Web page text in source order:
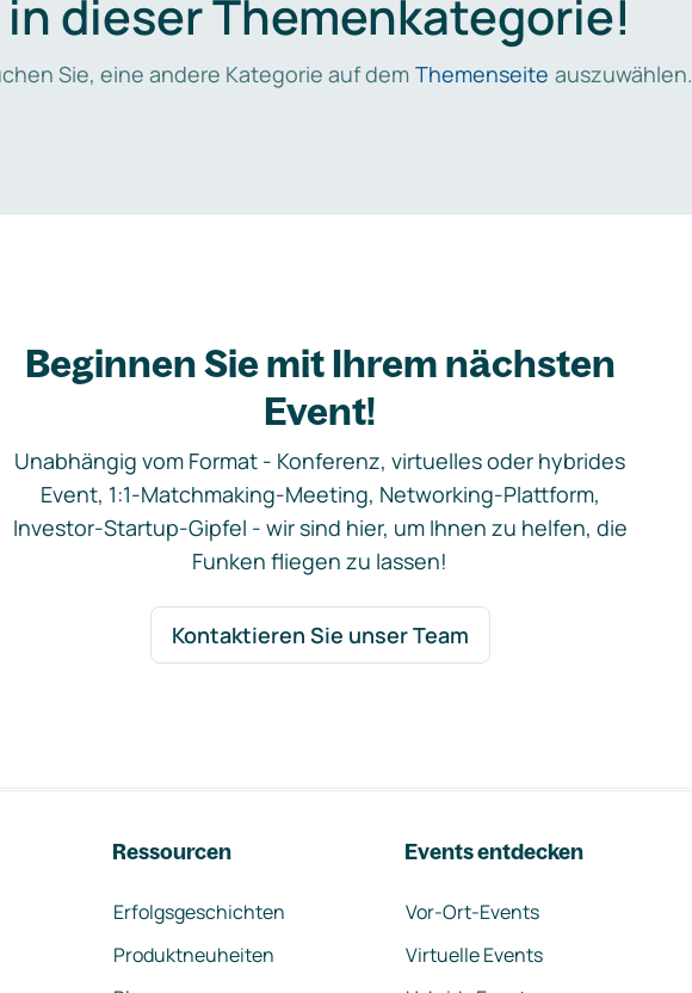
in dieser Themenkategorie!
Sie, eine andere Kategorie auf dem Themenseite auszuwählen.
Beginnen Sie mit Ihrem nächsten
Event!
Unabhängig vom Format - Konferenz, virtuelles oder hybrides
Event, 1:1-Matchmaking-Meeting, Networking-Plattform,
Investor-Startup-Gipfel - wir sind hier, um Ihnen zu helfen, die
Funken fliegen zu lassen!
Kontaktieren Sie unser Team
Ressourcen
Erfolgsgeschichten
Produktneuheiten
Events entdecken
Vor-Ort-Events
Virtuelle Events